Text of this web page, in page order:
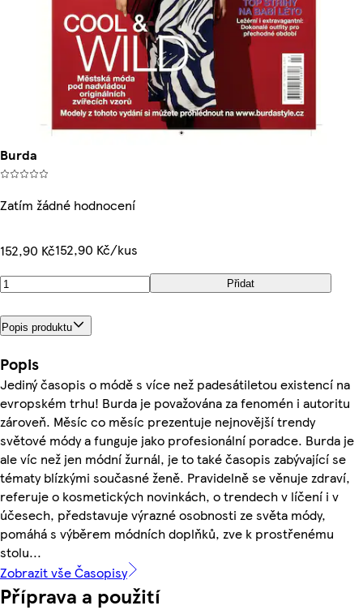
Burda
Zatím žádné hodnocení
152,90 Kč152,90 Kč/kus
Přidat
Popis produktu
Popis
Jediný časopis o módě s více než padesátiletou existencí na
evropském trhu! Burda je považována za fenomén i autoritu
zároveň. Měsíc co měsíc prezentuje nejnovější trendy
světové módy a funguje jako profesionální poradce. Burda je
ale víc než jen módní žurnál, je to také časopis zabývající se
tématy blízkými současné ženě. Pravidelně se věnuje zdraví,
referuje o kosmetických novinkách, o trendech v líčení i v
účesech, představuje výrazné osobnosti ze světa módy,
pomáhá s výběrem módních doplňků, zve k prostřenému
stolu...
Zobrazit vše Časopisy
Příprava a použití